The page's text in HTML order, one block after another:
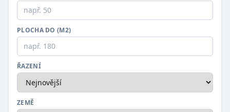
PLOCHA DO (M2)
ŘAZENÍ
ZEMĚ